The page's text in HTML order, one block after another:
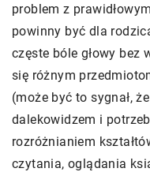
problem z
powinny być dla
częste bóle głowy bez
się różnym
(może być to sygnał,
dalekowidzem i
rozróżnianiem
czytania, oglądania